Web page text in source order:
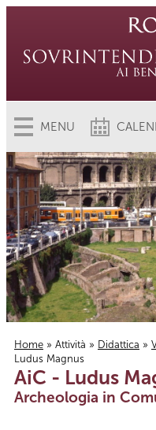
MENU
Tu sei qui
Home » Attività » Didattica »
Ludus Magnus
AiC - Ludus
Archeologia in